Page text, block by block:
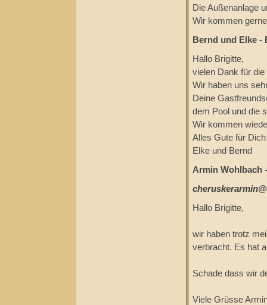
Die Außenanlage
Wir kommen
Bernd und Elke -
Hallo Brigitte,
vielen Dank für
Wir haben uns
Deine
dem Pool und die
Wir kommen
Alles Gute für Dich
Elke und Bernd
Armin Wohlbach
Hallo Brigitte,
wir haben trotz
verbracht. Es hat
Schade dass wir
Viele Grüsse